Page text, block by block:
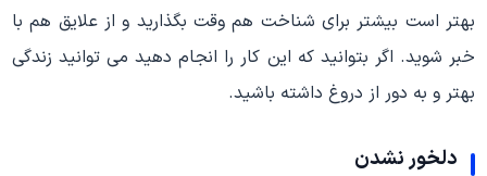
بهتر است بیشتر برای شناخت هم وقت بگذارید و از علایق هم با
خبر شوید. اگر بتوانید که این کار را انجام دهید می توانید زندگی
بهتر و به دور از دروغ داشته باشید.
دلخور نشدن